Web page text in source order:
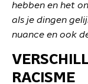
hebben en het
als je dingen
nuance en ook
RACISME